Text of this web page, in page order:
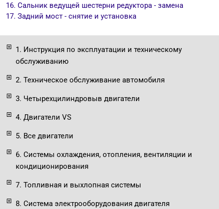
1. Инструкция по эксплуатации и техническому
обслуживанию
2. Техническое обслуживание автомобиля
3. Четырехцилиндровыв двигатели
4. Двигатели VS
5. Все двигатели
6. Системы охлаждения, отопления, вентиляции и
кондиционирования
7. Топливная и выхлопная системы
8. Система электрооборудования двигателя
16. Сальник ведущей шестерни редуктора - замена
17. Задний мост - снятие и установка